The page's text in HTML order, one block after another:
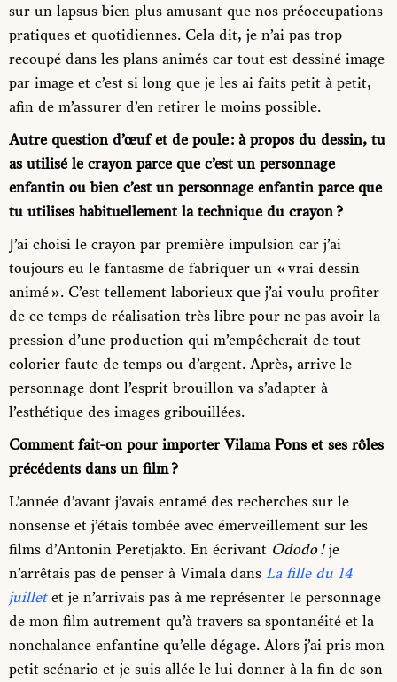
sur un lapsus bien plus amusant que nos préoccupations
pratiques et quotidiennes. Cela dit, je n’ai pas trop
recoupé dans les plans animés car tout est dessiné image
par image et c’est si long que je les ai faits petit à petit,
afin de m’assurer d’en retirer le moins possible.
Autre question d’œuf et de poule : à propos du dessin, tu
as utilisé le crayon parce que c’est un personnage
enfantin ou bien c’est un personnage enfantin parce que
tu utilises habituellement la technique du crayon ?
J’ai choisi le crayon par première impulsion car j’ai
toujours eu le fantasme de fabriquer un « vrai dessin
animé ». C’est tellement laborieux que j’ai voulu profiter
de ce temps de réalisation très libre pour ne pas avoir la
pression d’une production qui m’empêcherait de tout
colorier faute de temps ou d’argent. Après, arrive le
personnage dont l’esprit brouillon va s’adapter à
l’esthétique des images gribouillées.
Comment fait-on pour importer Vilama Pons et ses rôles
précédents dans un film ?
L’année d’avant j’avais entamé des recherches sur le
nonsense et j’étais tombée avec émerveillement sur les
films d’Antonin Peretjakto. En écrivant Ododo !je
n’arrêtais pas de penser à Vimala dans La fille du 14
juilletet je n’arrivais pas à me représenter le personnage
de mon film autrement qu’à travers sa spontanéité et la
nonchalance enfantine qu’elle dégage. Alors j’ai pris mon
petit scénario et je suis allée le lui donner à la fin de son